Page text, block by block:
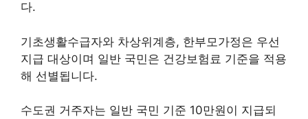
다.
기초생활수급자와 차상위계층, 한부모가정은 우선
지급 대상이며 일반 국민은 건강보험료 기준을 적용
해 선별됩니다.
수도권 거주자는 일반 국민 기준 10만원이 지급되